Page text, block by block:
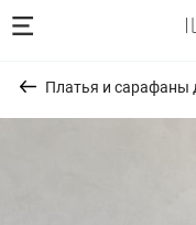
Платья и сарафаны